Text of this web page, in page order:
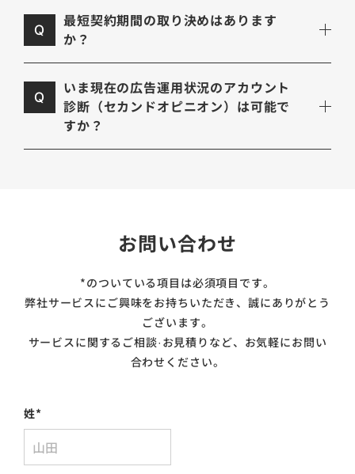
Q
最短契約期間の取り決めはあります
か？
Q
いま現在の広告運用状況のアカウント
診断（セカンドオピニオン）は可能で
すか？
お問い合わせ
*のついている項目は必須項目です。
弊社サービスにご興味をお持ちいただき、誠にありがとう
ございます。
サービスに関するご相談·お見積りなど、お気軽にお問い
合わせください。
姓*